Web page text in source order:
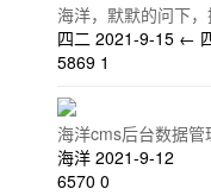
海洋，默默的问下
四二 2021-9-15 ←
5869 1
海洋cms后台数据
海洋 2021-9-12
6570 0